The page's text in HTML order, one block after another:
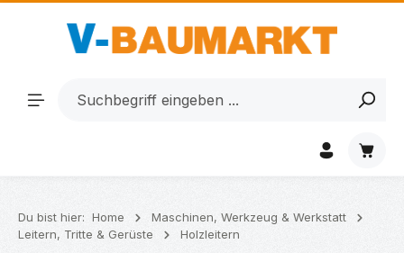
Zum Hauptinhalt springen
Du bist hier: Home
Maschinen, Werkzeug & Werkstatt
Leitern, Tritte & Gerüste
Holzleitern